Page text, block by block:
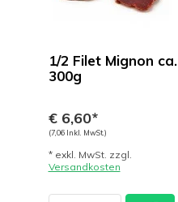
1/2 Filet Mignon ca.
300g
€ 6,60*
(7,06 Inkl. MwSt.)
* exkl. MwSt. zzgl.
Versandkosten